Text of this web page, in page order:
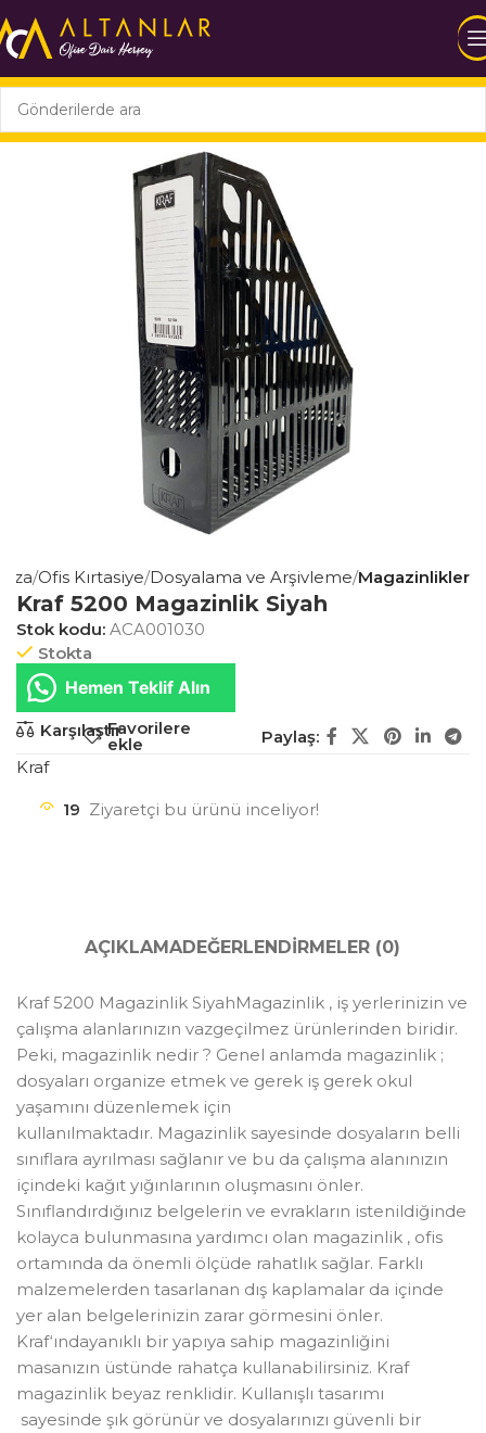
Ofis Kırtasiye Dosyalama ve Arşivleme Magazinlikler
Kraf 5200 Magazinlik Siyah
Stok kodu: ACA001030
Stokta
Hemen Teklif Alın
KarşılaştırFavorilere
ekle
Paylaş:
Kraf
19 Ziyaretçi bu ürünü inceliyor!
AÇIKLAMADEĞERLENDIRMELER (0)
Kraf 5200 Magazinlik SiyahMagazinlik , iş yerlerinizin ve
çalışma alanlarınızın vazgeçilmez ürünlerinden biridir.
Peki, magazinlik nedir ? Genel anlamda magazinlik ;
dosyaları organize etmek ve gerek iş gerek okul
yaşamını düzenlemek için
kullanılmaktadır. Magazinlik sayesinde dosyaların belli
sınıflara ayrılması sağlanır ve bu da çalışma alanınızın
içindeki kağıt yığınlarının oluşmasını önler.
Sınıflandırdığınız belgelerin ve evrakların istenildiğinde
kolayca bulunmasına yardımcı olan magazinlik , ofis
ortamında da önemli ölçüde rahatlık sağlar. Farklı
malzemelerden tasarlanan dış kaplamalar da içinde
yer alan belgelerinizin zarar görmesini önler.
Kraf‘ındayanıklı bir yapıya sahip magazinliğini
masanızın üstünde rahatça kullanabilirsiniz. Kraf
magazinlik beyaz renklidir. Kullanışlı tasarımı
sayesinde şık görünür ve dosyalarınızı güvenli bir